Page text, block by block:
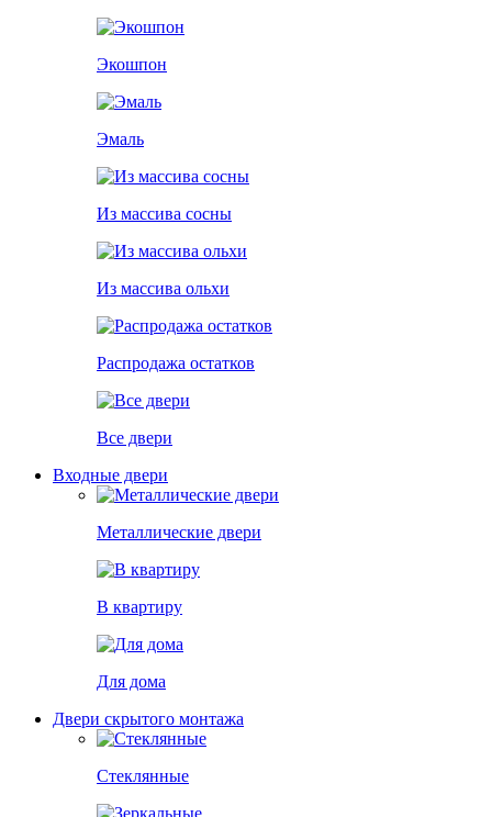
Экошпон
Эмаль
Из массива сосны
Из массива ольхи
Распродажа остатков
Все двери
Входные двери
Металлические двери
В квартиру
Для дома
Двери скрытого монтажа
Стеклянные